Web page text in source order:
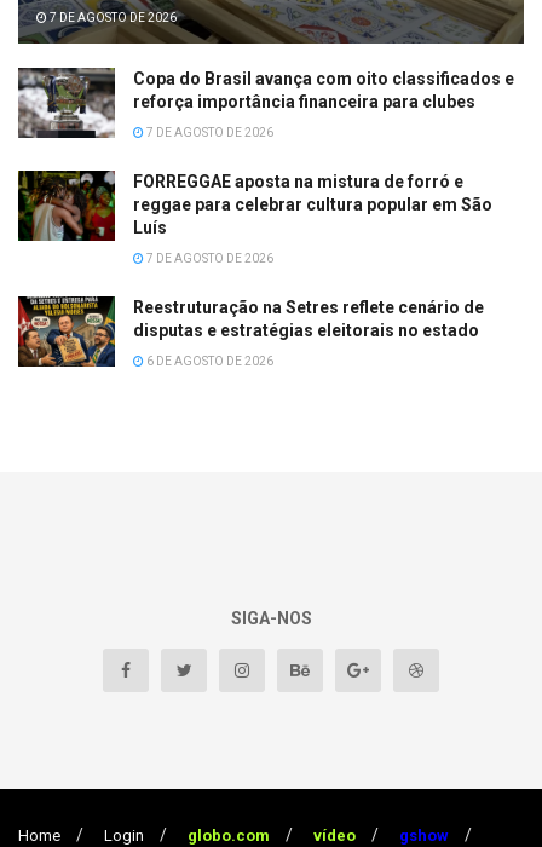
7 DE AGOSTO DE 2026
Copa do Brasil avança com oito classificados e
reforça importância financeira para clubes
7 DE AGOSTO DE 2026
FORREGGAE aposta na mistura de forró e
reggae para celebrar cultura popular em São
Luís
7 DE AGOSTO DE 2026
Reestruturação na Setres reflete cenário de
disputas e estratégias eleitorais no estado
6 DE AGOSTO DE 2026
SIGA-NOS
Home Login globo.com vídeo gshow